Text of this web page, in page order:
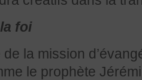
foi
la mission
le prophète